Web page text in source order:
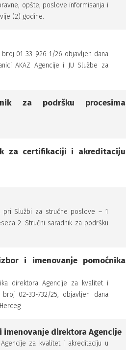
opšte, poslove informisanja i
(2) godine.
01-33-926-1/26 objavljen dana
AKAZ Agencije i JU Službe za
za podršku procesima
za certifikaciji i akreditaciju
pri Službi za stručne poslove – 1
2. Stručni saradnik za podršku
i imenovanje pomoćnika
direktora Agencije za kvalitet i
02-33-732/25, objavljen dana
imenovanje direktora Agencije
za kvalitet i akreditaciju u